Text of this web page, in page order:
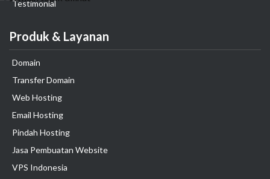
Testimonial
Produk & Layanan
Domain
Transfer Domain
Web Hosting
Email Hosting
Pindah Hosting
Jasa Pembuatan Website
VPS Indonesia